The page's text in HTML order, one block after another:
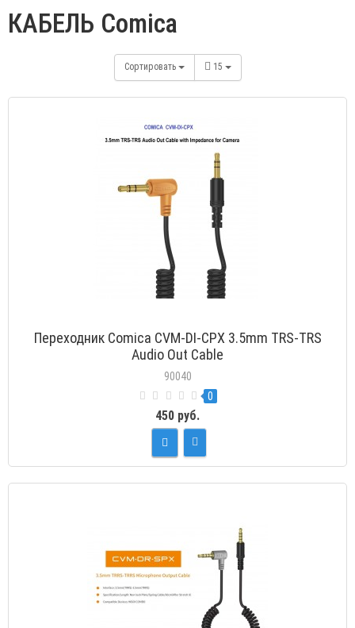
КАБЕЛЬ Comica
Сортировать 15
Переходник Comica CVM-DI-CPX 3.5mm TRS-TRS
Audio Out Cable
90040
0
450 руб.